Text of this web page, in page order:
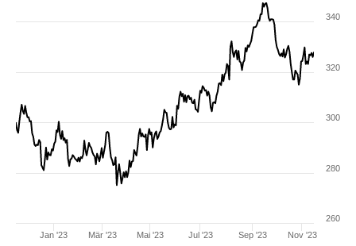
Jan '23 Mär '23 Mai '23 Jul '23 Sep '23 Nov '23
260
280
300
320
340